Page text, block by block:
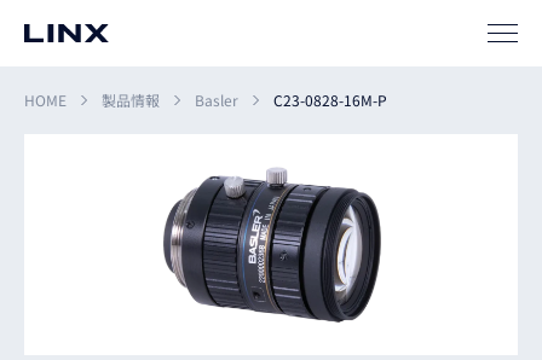
SIパートナー
HOME 製品情報 Basler C23-0828-16M-P